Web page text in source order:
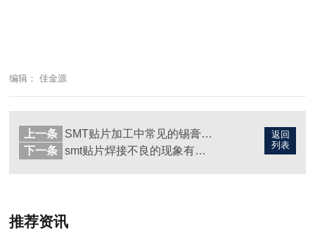
编辑： 佳金源
返回
列表
上一条
SMT贴片加工中常见的锡膏分类，你知道多少？
下一条
smt贴片焊接不良的现象有哪些？
推荐资讯